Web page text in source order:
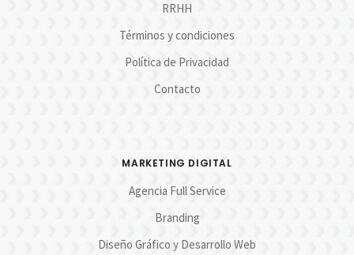
RRHH
Términos y condiciones
Política de Privacidad
Contacto
MARKETING DIGITAL
Agencia Full Service
Branding
Diseño Gráfico y Desarrollo Web